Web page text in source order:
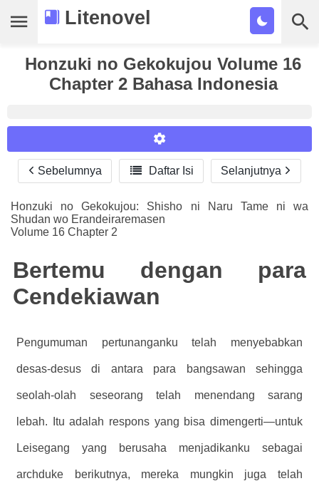
Litenovel
Daftar Novel
Tamat
Tags
Bookmark
Cari
Honzuki no Gekokujou Volume 16
Chapter 2 Bahasa Indonesia
Reader Settings
Font :
Titillium Web
Arial
Times New Roman
A-
16 A+
Sebelumnya  Daftar Isi Selanjutnya
Honzuki no Gekokujou: Shisho ni Naru Tame ni wa
Shudan wo Erandeiraremasen
Volume 16 Chapter 2
Bertemu dengan para
Cendekiawan
Pengumuman pertunanganku telah menyebabkan
desas-desus di antara para bangsawan sehingga
seolah-olah seseorang telah menendang sarang
lebah. Itu adalah respons yang bisa dimengerti—untuk
Leisegang yang berusaha menjadikanku sebagai
archduke berikutnya, mereka mungkin juga telah